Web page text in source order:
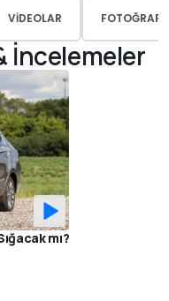
VIDEOLAR
İncelemeler
mı?